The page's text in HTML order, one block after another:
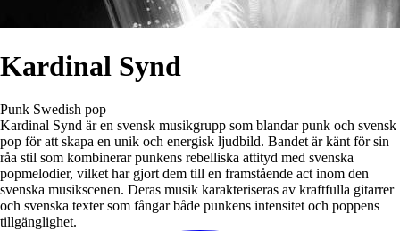
Kardinal Synd
Punk Swedish pop
Kardinal Synd är en svensk musikgrupp som blandar punk och svensk
pop för att skapa en unik och energisk ljudbild. Bandet är känt för sin
råa stil som kombinerar punkens rebelliska attityd med svenska
popmelodier, vilket har gjort dem till en framstående act inom den
svenska musikscenen. Deras musik karakteriseras av kraftfulla gitarrer
och svenska texter som fångar både punkens intensitet och poppens
tillgänglighet.